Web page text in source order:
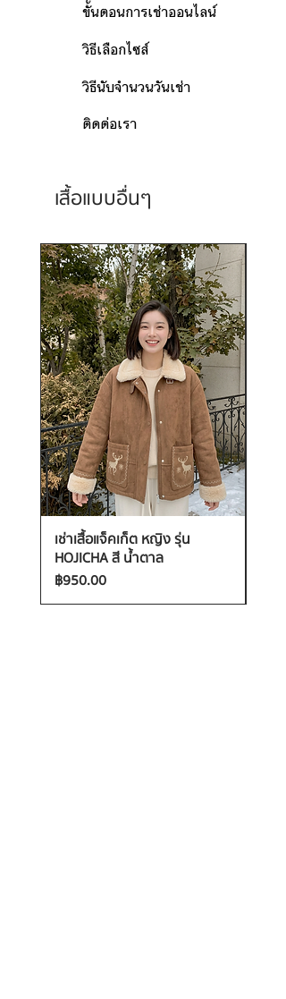
ขั้นตอนการเช่าออนไลน์
วิธีเลือกไซส์
วิธีนับจำนวนวันเช่า
ติดต่อเรา
เสื้อแบบอื่นๆ
เช่าเสื้อแจ็คเก็ต หญิง รุ่น
HOJICHA สี น้ำตาล
ราคา
฿950.00